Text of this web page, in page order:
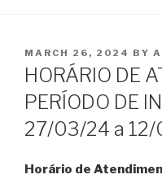
POSTED
ON
MARCH 26, 2024 BY
HORÁRIO DE
PERÍODO DE
27/03/24 a
Horário de